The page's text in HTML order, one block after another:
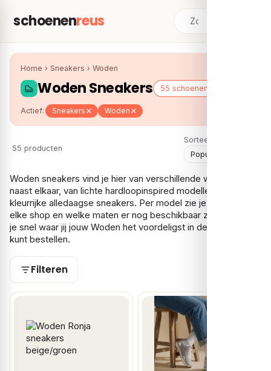
schoenenreus
Home › Sneakers › Woden
Woden Sneakers 55 schoenen
Actief: Sneakers Woden
55 producten
Sorteer:
Woden sneakers vind je hier van verschillende webshops
naast elkaar, van lichte hardloopinspired modellen tot
kleurrijke alledaagse sneakers. Per model zie je de prijs bij
elke shop en welke maten er nog beschikbaar zijn. Zo weet
je snel waar jij jouw Woden het voordeligst in de juiste maat
kunt bestellen.
Filteren